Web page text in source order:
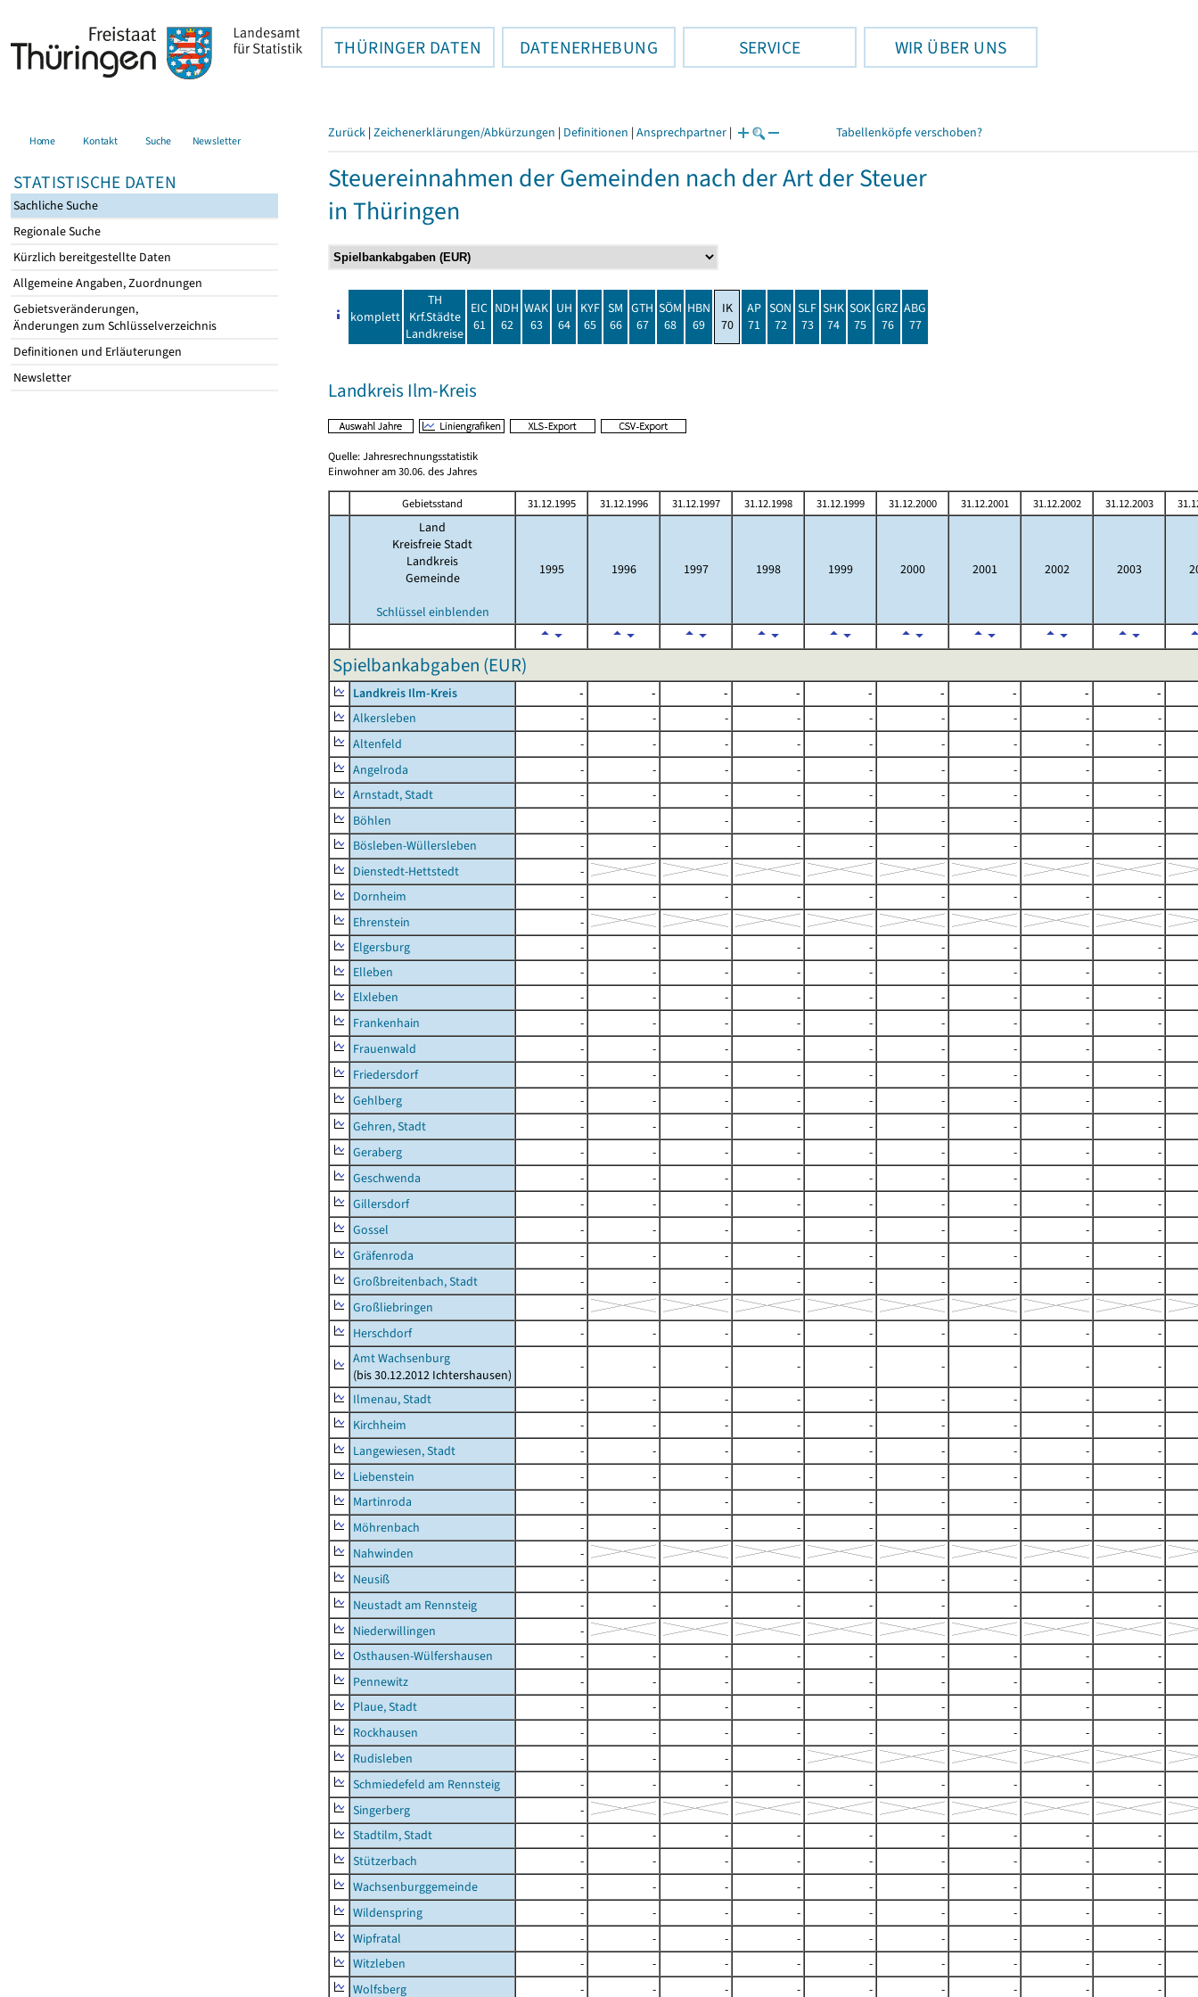
THÜRINGER DATEN DATENERHEBUNG SERVICE WIR ÜBER UNS
Home Kontakt Suche Newsletter
STATISTISCHE DATEN
Sachliche Suche
Regionale Suche
Kürzlich bereitgestellte Daten
Allgemeine Angaben, Zuordnungen
Gebietsveränderungen,
Änderungen zum Schlüsselverzeichnis
Definitionen und Erläuterungen
Newsletter
Zurück | Zeichenerklärungen/Abkürzungen | Definitionen | Ansprechpartner | Tabellenköpfe verschoben?
Steuereinnahmen der Gemeinden nach der Art der Steuer
in Thüringen
komplett
TH
Krf.Städte
Landkreise
EIC
61
NDH
62
WAK
63
UH
64
KYF
65
SM
66
GTH
67
SÖM
68
HBN
69
IK
70
AP
71
SON
72
SLF
73
SHK
74
SOK
75
GRZ
76
ABG
77
Landkreis Ilm-Kreis
Quelle: Jahresrechnungsstatistik
Einwohner am 30.06. des Jahres
Gebietsstand 31.12.1995 31.12.1996 31.12.1997 31.12.1998 31.12.1999 31.12.2000 31.12.2001 31.12.2002 31.12.2003
Land
Kreisfreie Stadt
Landkreis
Gemeinde
Schlüssel einblenden
1995 1996 1997 1998 1999 2000 2001 2002 2003
Spielbankabgaben (EUR)
Landkreis Ilm-Kreis - - - - - - - -
-
Alkersleben
- - - - - - - -
-
Altenfeld
- - - - - - - -
-
Angelroda
- - - - - - - -
-
Arnstadt, Stadt
- - - - - - - -
-
Böhlen
- - - - - - - -
-
Bösleben-Wüllersleben
- - - - - - - -
-
Dienstedt-Hettstedt
-
Dornheim
- - - - - - - -
-
Ehrenstein
-
Elgersburg
- - - - - - - -
-
Elleben
- - - - - - - -
-
Elxleben
- - - - - - - -
-
Frankenhain
- - - - - - - -
-
Frauenwald
- - - - - - - -
-
Friedersdorf
- - - - - - - -
-
Gehlberg
- - - - - - - -
-
Gehren, Stadt
- - - - - - - -
-
Geraberg
- - - - - - - -
-
Geschwenda
- - - - - - - -
-
Gillersdorf
- - - - - - - -
-
Gossel
- - - - - - - -
-
Gräfenroda
- - - - - - - -
-
Großbreitenbach, Stadt
- - - - - - - -
-
Großliebringen
-
Herschdorf
- - - - - - - -
-
Amt Wachsenburg
(bis 30.12.2012 Ichtershausen)
- - - - - - - -
-
Ilmenau, Stadt
- - - - - - - -
-
Kirchheim
- - - - - - - -
-
Langewiesen, Stadt
- - - - - - - -
-
Liebenstein
- - - - - - - -
-
Martinroda
- - - - - - - -
-
Möhrenbach
- - - - - - - -
-
Nahwinden
-
Neusiß
- - - - - - - -
-
Neustadt am Rennsteig
- - - - - - - -
-
Niederwillingen
-
Osthausen-Wülfershausen
- - - - - - - -
-
Pennewitz
- - - - - - - -
-
Plaue, Stadt
- - - - - - - -
-
Rockhausen
- - - - - - - -
-
Rudisleben
- - -
-
Schmiedefeld am Rennsteig
- - - - - - - -
-
Singerberg
-
Stadtilm, Stadt
- - - - - - - -
-
Stützerbach
- - - - - - - -
-
Wachsenburggemeinde
- - - - - - - -
-
Wildenspring
- - - - - - - -
-
Wipfratal
- - - - - - - -
-
Witzleben
- - - - - - - -
-
Wolfsberg
- - - - - - - - -